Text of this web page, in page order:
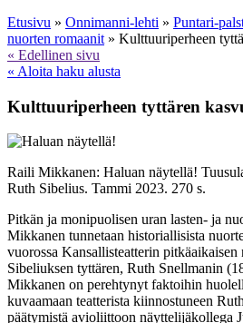
Etusivu » Onnimanni-lehti » Puntari-
nuorten romaanit » Kulttuuriperheen
« Edellinen sivu
« Aloita haku alusta
Kulttuuriperheen tyttären
Raili Mikkanen: Haluan näytellä!
Ruth Sibelius. Tammi 2023. 270 s.
Pitkän ja monipuolisen uran lasten- ja
Mikkanen tunnetaan historiallisista
vuorossa Kansallisteatterin
Sibeliuksen tyttären, Ruth Snellmanin
Mikkanen on perehtynyt faktoihin
kuvaamaan teatterista kiinnostuneen
päätymistä avioliittoon näyttelijäkollega